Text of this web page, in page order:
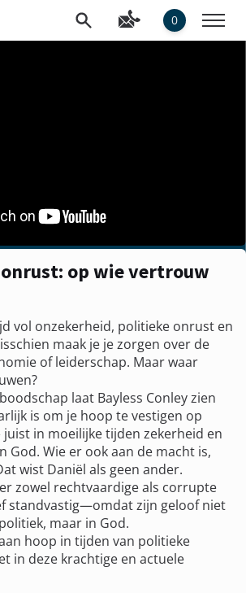
0
op wie vertrouw
vol onzekerheid, politieke onrust en
maak je je zorgen over de
of leiderschap. Maar waar
laat Bayless Conley zien
is om je hoop te vestigen op
juist in moeilijke tijden zekerheid en
God. Wie er ook aan de macht is,
wist Daniël als geen ander.
zowel rechtvaardige als corrupte
standvastig—omdat zijn geloof niet
maar in God.
hoop in tijden van politieke
in deze krachtige en actuele